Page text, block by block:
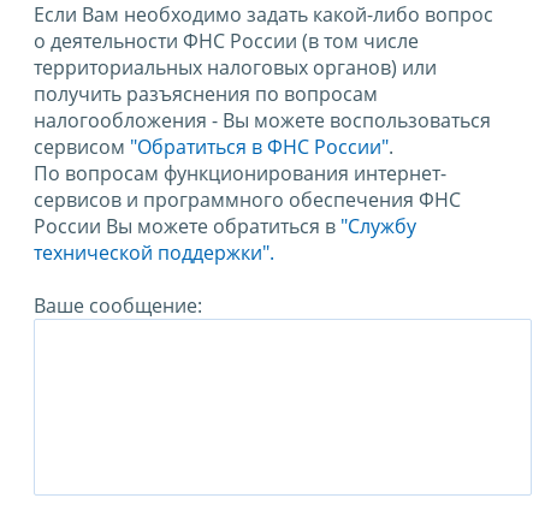
Если Вам необходимо задать какой-либо вопрос
о деятельности ФНС России (в том числе
территориальных налоговых органов) или
получить разъяснения по вопросам
налогообложения - Вы можете воспользоваться
сервисом "Обратиться в ФНС России".
По вопросам функционирования интернет-
сервисов и программного обеспечения ФНС
России Вы можете обратиться в "Службу
технической поддержки".
Ваше сообщение: